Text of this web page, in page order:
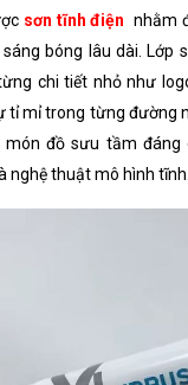
sơn tĩnh điện nhằm
bóng lâu dài. Lớp
chi tiết nhỏ như
tỉ mỉ trong từng đường
đồ sưu tầm đáng
nghệ thuật mô hình tĩnh.